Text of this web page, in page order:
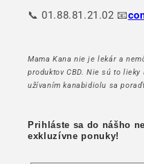
📞 01.88.81.21.02 📧
Mama Kana nie je lekár a
produktov CBD. Nie sú to
užívaním kanabidiolu sa
Prihláste sa do nášho
exkluzívne ponuky!